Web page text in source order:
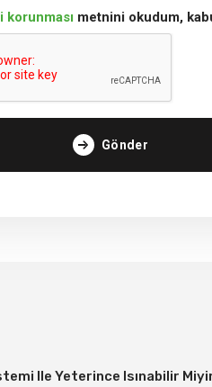
korunması metnini okudum,
Gönder
Ile Yeterince Isınabilir